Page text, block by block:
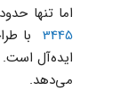
اما تنها حدود ۷۰ درصد آن قابل استفاده است.
3445با
می‌دهد.